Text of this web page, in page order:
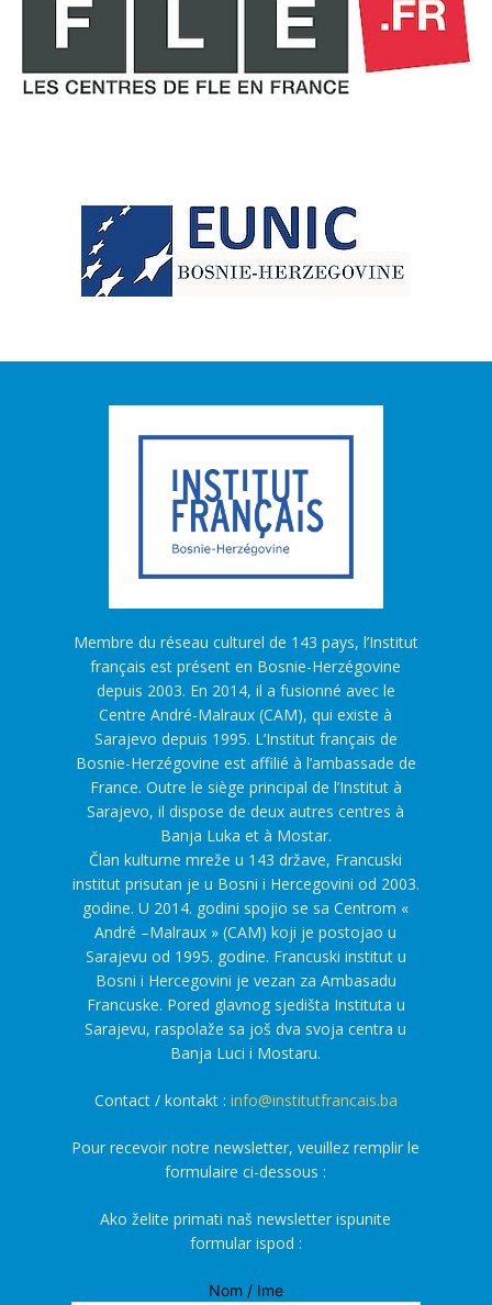
Membre du réseau culturel de 143 pays, l’Institut
français est présent en Bosnie-Herzégovine
depuis 2003. En 2014, il a fusionné avec le
Centre André-Malraux (CAM), qui existe à
Sarajevo depuis 1995. L’Institut français de
Bosnie-Herzégovine est affilié à l’ambassade de
France. Outre le siège principal de l’Institut à
Sarajevo, il dispose de deux autres centres à
Banja Luka et à Mostar.
Član kulturne mreže u 143 države, Francuski
institut prisutan je u Bosni i Hercegovini od 2003.
godine. U 2014. godini spojio se sa Centrom «
André –Malraux » (CAM) koji je postojao u
Sarajevu od 1995. godine. Francuski institut u
Bosni i Hercegovini je vezan za Ambasadu
Francuske. Pored glavnog sjedišta Instituta u
Sarajevu, raspolaže sa još dva svoja centra u
Banja Luci i Mostaru.
Contact / kontakt : info@institutfrancais.ba
Pour recevoir notre newsletter, veuillez remplir le
formulaire ci-dessous :
Ako želite primati naš newsletter ispunite
formular ispod :
Nom / Ime